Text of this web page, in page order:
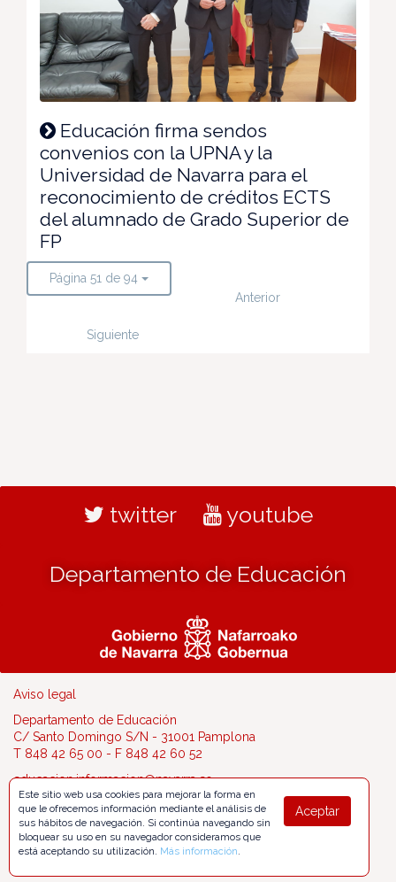
Educación firma sendos
convenios con la UPNA y la
Universidad de Navarra para el
reconocimiento de créditos ECTS
del alumnado de Grado Superior de
FP
Página 51 de 94
Anterior
Siguiente
twitter youtube
Departamento de Educación
Aviso legal
Departamento de Educación
C/ Santo Domingo S/N - 31001 Pamplona
T 848 42 65 00 - F 848 42 60 52
educacion.informacion@navarra.es
Aceptar
Este sitio web usa cookies para mejorar la forma en
que le ofrecemos información mediante el análisis de
sus hábitos de navegación. Si continúa navegando sin
bloquear su uso en su navegador consideramos que
está aceptando su utilización. Más información.